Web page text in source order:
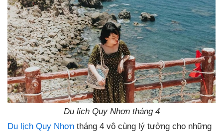
Du lịch Quy Nhơn tháng 4
Du lịch Quy Nhơn tháng 4 vô cùng lý tưởng cho những